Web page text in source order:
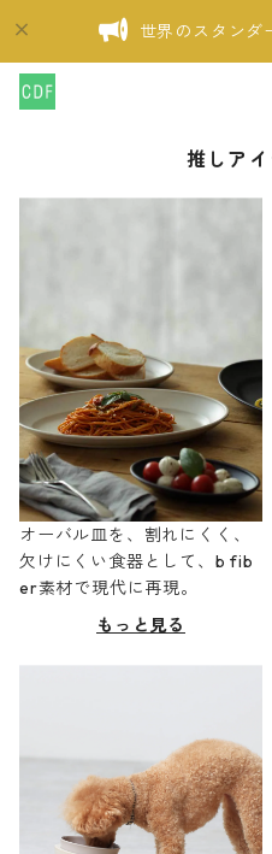
世界のスタンダ
推しア
オーバル皿を、割れにくく、
欠けにくい食器として、b fib
er素材で現代に再現。
もっと見る